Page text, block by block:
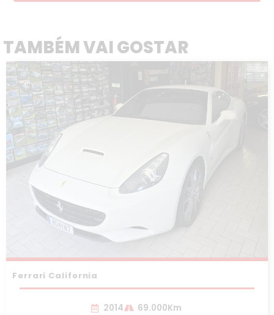
TAMBÉM VAI GOSTAR
Ferrari California
2014
69.000Km